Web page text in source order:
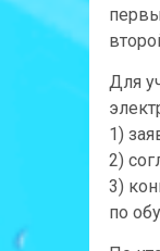
Для
1)
2)
3)
по